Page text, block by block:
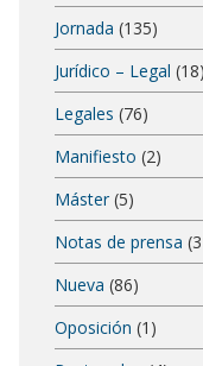
Jornada (135)
Jurídico – Legal (18)
Legales (76)
Manifiesto (2)
Máster (5)
Notas de prensa
Nueva (86)
Oposición (1)